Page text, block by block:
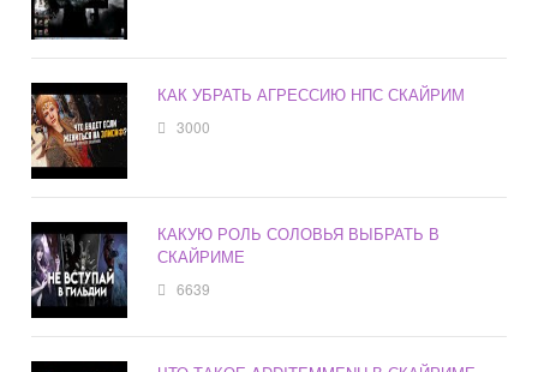
КАК УБРАТЬ АГРЕССИЮ НПС СКАЙРИМ
3000
КАКУЮ РОЛЬ СОЛОВЬЯ ВЫБРАТЬ В
СКАЙРИМЕ
6639